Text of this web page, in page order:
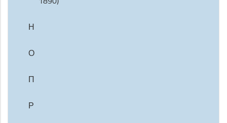
Н
О
П
Р